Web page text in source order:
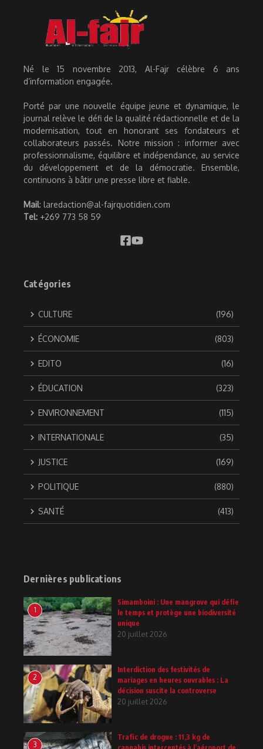
Né le 15 novembre 2013, Al-Fajr célèbre 6 ans
d’information engagée.
Porté par une nouvelle équipe jeune et dynamique, le
journal relève le défi de la qualité rédactionnelle et de la
modernisation, tout en honorant ses fondateurs et
collaborateurs passés. Notre mission : informer avec
professionnalisme, équilibre et indépendance, au service
du développement et de la démocratie. Ensemble,
continuons à bâtir une presse libre et fiable.
Mail: laredaction@al-fajrquotidien.com
Tel: +269 773 58 59
Catégories
CULTURE (196)
ÉCONOMIE (803)
EDITO (16)
ÉDUCATION (323)
ENVIRONNEMENT (115)
INTERNATIONALE (35)
JUSTICE (169)
POLITIQUE (880)
SANTÉ (413)
Dernières publications
1
Simamboini : Une mangrove qui défie
le temps et protège une biodiversité
unique
20 juillet 2026
2
Interdiction des festivités de
mariages en heures ouvrables : La
décision suscite la controverse
20 juillet 2026
3
Trafic de drogue : 11,3 kg de